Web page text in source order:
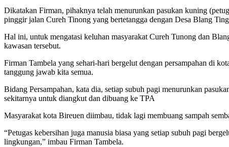
Dikatakan Firman, pihaknya telah menurunkan pasukan kuning
pinggir jalan Cureh Tinong yang bertetangga dengan Desa Blang
Hal ini, untuk mengatasi keluhan masyarakat Cureh Tunong dan
kawasan tersebut.
Firman Tambela yang sehari-hari bergelut dengan persampahan di
tanggung jawab kita semua.
Bidang Persampahan, kata dia, setiap subuh pagi menurunkan
sekitarnya untuk diangkut dan dibuang ke TPA
Masyarakat kota Bireuen diimbau, tidak lagi membuang sampah
“Petugas kebersihan juga manusia biasa yang setiap subuh pagi
lingkungan,” imbau Firman Tambela.